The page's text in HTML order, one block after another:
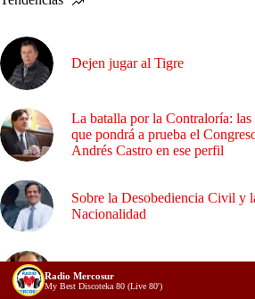
Dejen jugar al Tigre
La batalla por la Contraloría: las
que pondrá a prueba el
Andrés Castro en ese perfil
Sobre la Desobediencia Civil y
Nacionalidad
¿Empalme o confrontación?
Radio Mercosur
My Best Discoteka 80 (Live 80')